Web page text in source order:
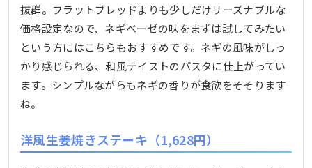
抜群。フラットブレッドよりも少しだけリーズナブルな
価格設定なので、ネギベーゼの味をまずは試してみたい
という方にはこちらもおすすめです。ネギの風味がしっ
かり感じられる、和風テイストのパスタに仕上がってい
ます。シンプルながらもネギの香りが食欲をそそります
ね。
洋風生姜焼きステーキ（1,628円）